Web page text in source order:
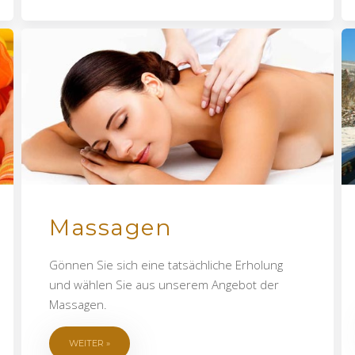
Massagen
Gönnen Sie sich eine tatsächliche Erholung
und wählen Sie aus unserem Angebot der
Massagen.
WEITER »